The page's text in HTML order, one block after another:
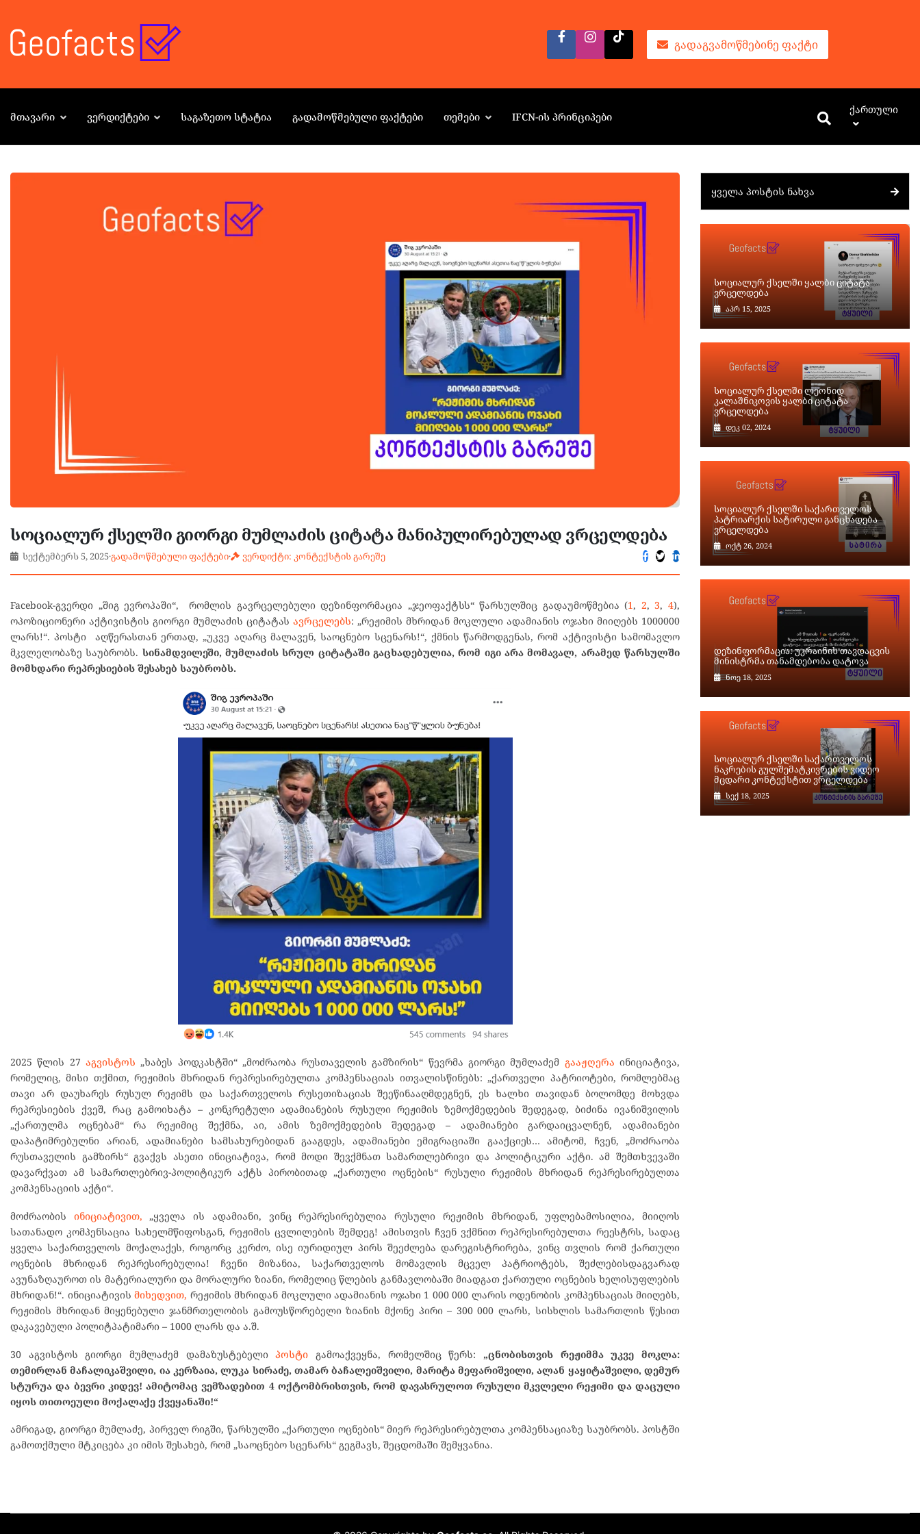
ᲒᲐᲓᲐᲒᲕᲐᲛᲝᲬᲛᲔᲑᲘᲜᲔ ᲤᲐᲥᲢᲘ
ᲛᲗᲐᲕᲐᲠᲘ ᲕᲔᲠᲓᲘᲥᲢᲔᲑᲘ ᲡᲐᲒᲐᲖᲔᲗᲝ ᲡᲢᲐᲢᲘᲐ ᲒᲐᲓᲐᲛᲝᲬᲛᲔᲑᲣᲚᲘ ᲤᲐᲥᲢᲔᲑᲘ ᲗᲔᲛᲔᲑᲘ IFCN-ᲘᲡ ᲞᲠᲘᲜᲪᲘᲞᲔᲑᲘ
Ქართული
სოციალურ ქსელში გიორგი მუმლაძის ციტატა მანიპულირებულად ვრცელდება
სექტემბერს 5, 2025·გადამოწმებული ფაქტები· ვერდიქტი: კონტექსტის გარეშე
Facebook-გვერდი „შიგ ევროპაში“, რომლის გავრცელებული დეზინფორმაცია „ჯეოფაქტსს“ წარსულშიც გადაუმოწმებია (1, 2,3,4),
ოპოზიციონერი აქტივისტის გიორგი მუმლაძის ციტატას ავრცელებს: „რეჟიმის მხრიდან მოკლული ადამიანის ოჯახი მიიღებს 1000000
ლარს!“. პოსტი აღწერასთან ერთად, „უკვე აღარც მალავენ, საოცნებო სცენარს!“, ქმნის წარმოდგენას, რომ აქტივისტი სამომავლო
მკვლელობაზე საუბრობს. სინამდვილეში, მუმლაძის სრულ ციტატაში გაცხადებულია, რომ იგი არა მომავალ, არამედ წარსულში
მომხდარი რეპრესიების შესახებ საუბრობს.
2025 წლის 27 აგვისტოს „ხაბეს პოდკასტში“ „მოძრაობა რუსთაველის გამზირის“ წევრმა გიორგი მუმლაძემ გააჟღერა ინიციატივა,
რომელიც, მისი თქმით, რეჟიმის მხრიდან რეპრესირებულთა კომპენსაციას ითვალისწინებს: „ქართველი პატრიოტები, რომლებმაც
თავი არ დაუხარეს რუსულ რეჟიმს და საქართველოს რუსეთიზაციას შეეწინააღმდეგნენ, ეს ხალხი თავიდან ბოლომდე მოხვდა
რეპრესიების ქვეშ, რაც გამოიხატა – კონკრეტული ადამიანების რუსული რეჟიმის ზემოქმედების შედეგად, ბიძინა ივანიშვილის
„ქართულმა ოცნებამ“ რა რეჟიმიც შექმნა, აი, ამის ზემოქმედების შედეგად – ადამიანები გარდაიცვალნენ, ადამიანები
დაპატიმრებულნი არიან, ადამიანები სამსახურებიდან გააგდეს, ადამიანები ემიგრაციაში გააქციეს… ამიტომ, ჩვენ, „მოძრაობა
რუსთაველის გამზირს“ გვაქვს ასეთი ინიციატივა, რომ მოდი შევქმნათ სამართლებრივი და პოლიტიკური აქტი. ამ შემთხვევაში
დავარქვათ ამ სამართლებრივ-პოლიტიკურ აქტს პირობითად „ქართული ოცნების“ რუსული რეჟიმის მხრიდან რეპრესირებულთა
კომპენსაციის აქტი“.
მოძრაობის ინიციატივით, „ყველა ის ადამიანი, ვინც რეპრესირებულია რუსული რეჟიმის მხრიდან, უფლებამოსილია, მიიღოს
სათანადო კომპენსაცია სახელმწიფოსგან, რეჟიმის ცვლილების შემდეგ! ამისთვის ჩვენ ვქმნით რეპრესირებულთა რეესტრს, სადაც
ყველა საქართველოს მოქალაქეს, როგორც კერძო, ისე იურიდიულ პირს შეეძლება დარეგისტრირება, ვინც თვლის რომ ქართული
ოცნების მხრიდან რეპრესირებულია! ჩვენი მიზანია, საქართველოს მომავლის მცველ პატრიოტებს, შეძლებისდაგვარად
ავუნაზღაუროთ ის მატერიალური და მორალური ზიანი, რომელიც წლების განმავლობაში მიადგათ ქართული ოცნების ხელისუფლების
მხრიდან!“. ინიციატივის მიხედვით, რეჟიმის მხრიდან მოკლული ადამიანის ოჯახი 1 000 000 ლარის ოდენობის კომპენსაციას მიიღებს,
რეჟიმის მხრიდან მიყენებული ჯანმრთელობის გამოუსწორებელი ზიანის მქონე პირი – 300 000 ლარს, სისხლის სამართლის წესით
დაკავებული პოლიტპატიმარი – 1000 ლარს და ა.შ.
30 აგვისტოს გიორგი მუმლაძემ დამაზუსტებელიპოსტი გამოაქვეყნა, რომელშიც წერს: „ცნობისთვის რეჟიმმა უკვე მოკლა:
თემირლან მაჩალიკაშვილი, ია კერზაია, ლუკა სირაძე, თამარ ბაჩალეიშვილი, მარიტა მეფარიშვილი, ალან ყაყიტაშვილი, დემურ
სტურუა და ბევრი კიდევ! ამიტომაც ვემზადებით 4 ოქტომბრისთვის, რომ დავასრულოთ რუსული მკვლელი რეჟიმი და დაცული
იყოს თითოეული მოქალაქე ქვეყანაში!“
ამრიგად, გიორგი მუმლაძე, პირველ რიგში, წარსულში „ქართული ოცნების“ მიერ რეპრესირებულთა კომპენსაციაზე საუბრობს. პოსტში
გამოთქმული მტკიცება კი იმის შესახებ, რომ „საოცნებო სცენარს“ გეგმავს, შეცდომაში შემყვანია.
ᲧᲕᲔᲚᲐ ᲞᲝᲡᲢᲘᲡ ᲜᲐᲮᲕᲐ
სოციალურ ქსელში ყალბი ციტატა
ვრცელდება
აპრ 15, 2025
სოციალურ ქსელში ლეონიდ
კალაშნიკოვის ყალბი ციტატა
ვრცელდება
დეკ 02, 2024
სოციალურ ქსელში საქართველოს
პატრიარქის სატირული განცხადება
ვრცელდება
ოქტ 26, 2024
დეზინფორმაცია: უკრაინის თავდაცვის
მინისტრმა თანამდებობა დატოვა
ნოე 18, 2025
სოციალურ ქსელში საქართველოს
ნაკრების გულშემატკივრების ვიდეო
მცდარი კონტექსტით ვრცელდება
სექ 18, 2025